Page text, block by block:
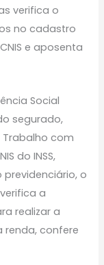
verifica o
no cadastro
e aposenta
Social
segurado,
com
do INSS,
previdenciário, o
a
realizar a
renda, confere